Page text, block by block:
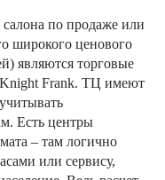
по продаже или
широкого ценового
являются торговые
Knight Frank. ТЦ имеют
Есть центры
– там логично
или сервису,